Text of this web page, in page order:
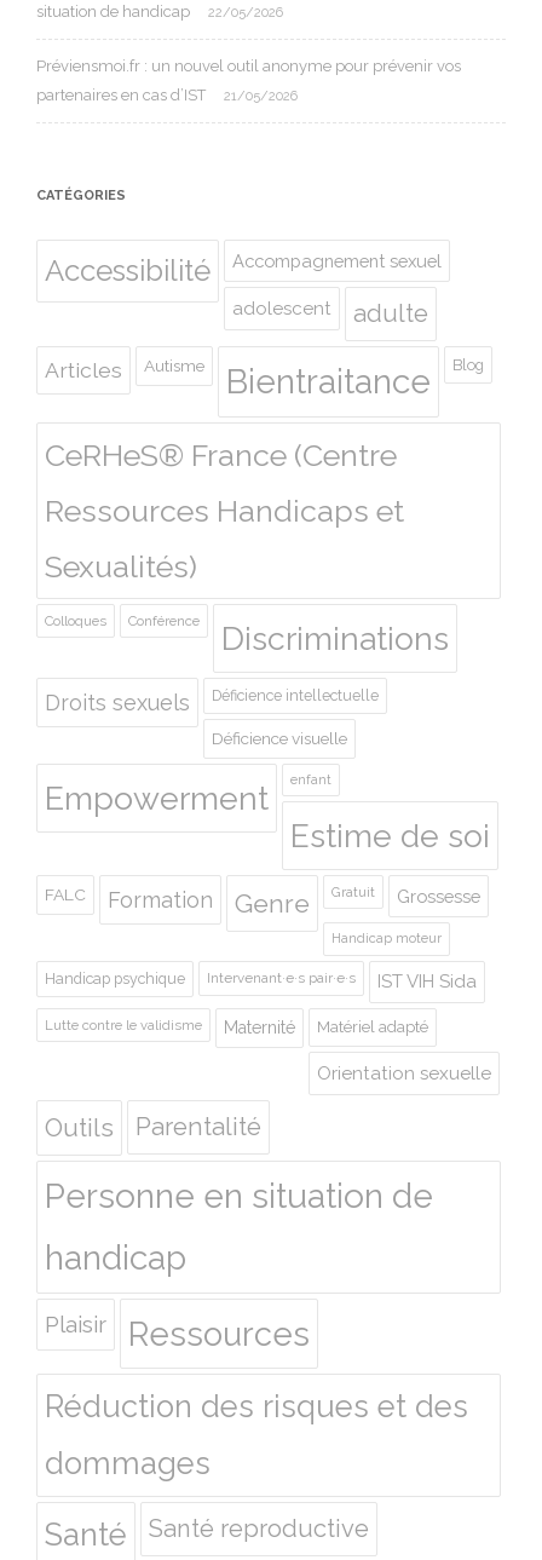
situation de handicap
22/05/2026
Préviensmoi.fr : un nouvel outil anonyme pour prévenir vos
partenaires en cas d’IST
21/05/2026
CATÉGORIES
Accessibilité Accompagnement sexuel
adolescent adulte
Articles Autisme Bientraitance Blog
CeRHeS® France (Centre
Ressources Handicaps et
Sexualités)
Colloques Conférence Discriminations
Droits sexuels Déficience intellectuelle
Déficience visuelle
Empowerment enfant
Estime de soi
FALC Formation Genre Gratuit Grossesse
Handicap moteur
Handicap psychique Intervenant·e·s pair·e·s IST VIH Sida
Lutte contre le validisme Maternité Matériel adapté
Orientation sexuelle
Outils Parentalité
Personne en situation de
handicap
Plaisir Ressources
Réduction des risques et des
dommages
Santé
Santé reproductive